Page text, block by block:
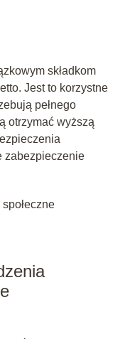
składkom
Jest to korzystne
pełnego
otrzymać wyższą
zabezpieczenie